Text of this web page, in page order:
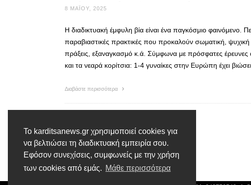
Το karditsanews.gr χρησιμοποιεί cookies για
να βελτιώσει τη διαδικτυακή εμπειρία σου.
Εφόσον συνεχίσεις, συμφωνείς με την χρήση
των cookies από εμάς. Μάθε περισσότερα
8 ΜΑΪ́ΟΥ, 2025
Η διαδικτυακή έμφυλη βία είναι ένα παγκόσμιο φαινόμενο.
παραβιαστικές πρακτικές που προκαλούν σωματική, ψυχική
πράξεις, εξαναγκασμό κ.ά. Σύμφωνα με πρόσφατες έρευνες
και τα νεαρά κορίτσια: 1-4 γυναίκες στην Ευρώπη έχει
Διαβάστε περισσότερα